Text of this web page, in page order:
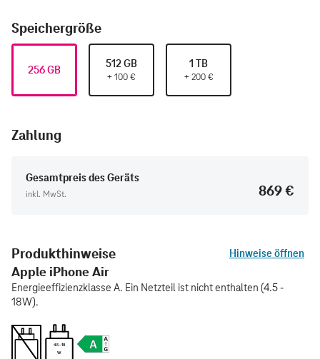
Speichergröße
256 GB 512 GB
+ 100 €
1 TB
+ 200 €
Zahlung
Gesamtpreis des Geräts
inkl. MwSt. 869 €
Produkthinweise Hinweise öffnen
Apple iPhone Air
Energieeffizienzklasse A. Ein Netzteil ist nicht enthalten (4.5 -
18W).
4.5 - 18
W